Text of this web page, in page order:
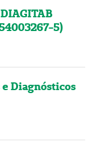
5)
Diagnósticos